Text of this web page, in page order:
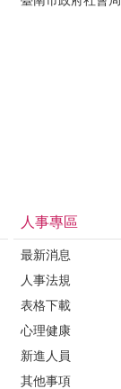
人事專區
最新消息
人事法規
表格下載
心理健康
新進人員
其他事項